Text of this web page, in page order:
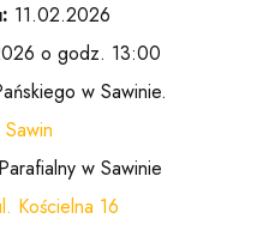
11.02.2026
o godz. 13:00
w Sawinie.
w Sawinie
Kościelna 16